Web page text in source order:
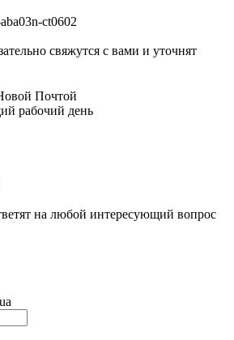
ct0602
свяжутся с вами и уточнят
Почтой
рабочий день
на любой интересующий вопрос